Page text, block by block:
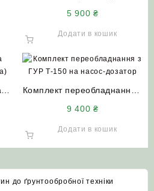
(перехідник ПДМ + стартер
11010085 Slovak 3.5 кВт)
5 900₴
Додати в кошик
Комплект переобладнання з
тракторів Т-150 Т-156 Т-157
ХТЗ-17221
9 400₴
Додати в кошик
до ґрунтообробної техніки